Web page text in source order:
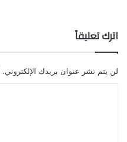
اترك تعليقاً
لن يتم نشر عنوان بريدك الإلكتروني.